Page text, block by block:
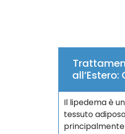
Il lipedema è
tessuto
principalmente